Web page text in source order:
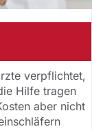
verpflichtet,
Hilfe tragen
aber nicht